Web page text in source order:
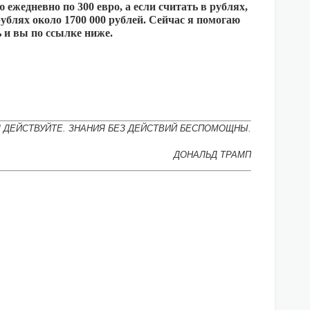
по 300 евро, а если считать в рублях,
около 1700 000 рублей. Сейчас я помогаю
и вы по ссылке ниже.
ЗНАНИЯ БЕЗ ДЕЙСТВИЙ БЕСПОМОЩНЫ.
ДОНАЛЬД ТРАМП